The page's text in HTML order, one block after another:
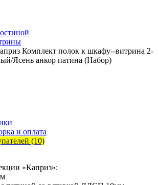
Комплект полок к шкафу--витрина 2-
Ясень анкор патина (Набор)
и оплата
(10)
«Каприз»: